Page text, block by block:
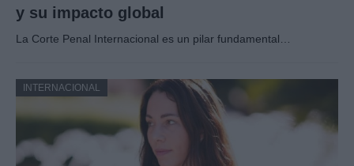
y su impacto global
La Corte Penal Internacional es un pilar fundamental…
INTERNACIONAL